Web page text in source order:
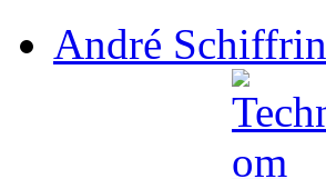
André Schiffrin